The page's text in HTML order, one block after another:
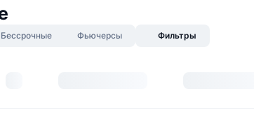
Бессрочные Фьючерсы Фильтры